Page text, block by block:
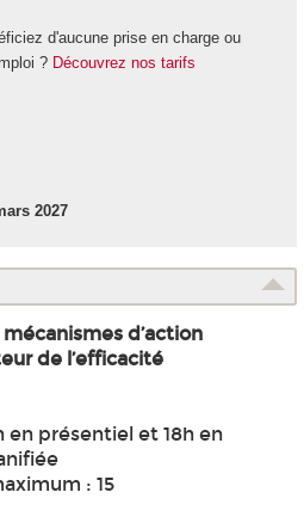
d'aucune prise en charge ou
? Découvrez nos tarifs
2027
d’action
de l’efficacité
présentiel et 18h en
: 15